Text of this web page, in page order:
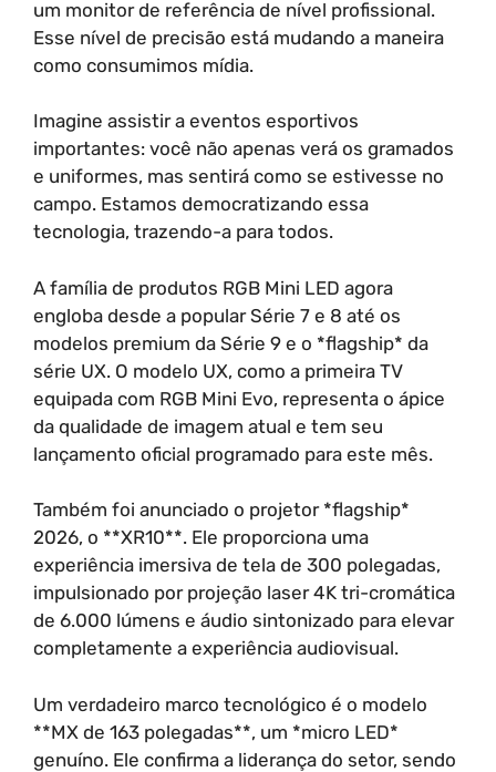
um monitor de referência de nível profissional.
Esse nível de precisão está mudando a maneira
como consumimos mídia.
Imagine assistir a eventos esportivos
importantes: você não apenas verá os gramados
e uniformes, mas sentirá como se estivesse no
campo. Estamos democratizando essa
tecnologia, trazendo-a para todos.
A família de produtos RGB Mini LED agora
engloba desde a popular Série 7 e 8 até os
modelos premium da Série 9 e o *flagship* da
série UX. O modelo UX, como a primeira TV
equipada com RGB Mini Evo, representa o ápice
da qualidade de imagem atual e tem seu
lançamento oficial programado para este mês.
Também foi anunciado o projetor *flagship*
2026, o **XR10**. Ele proporciona uma
experiência imersiva de tela de 300 polegadas,
impulsionado por projeção laser 4K tri-cromática
de 6.000 lúmens e áudio sintonizado para elevar
completamente a experiência audiovisual.
Um verdadeiro marco tecnológico é o modelo
**MX de 163 polegadas**, um *micro LED*
genuíno. Ele confirma a liderança do setor, sendo